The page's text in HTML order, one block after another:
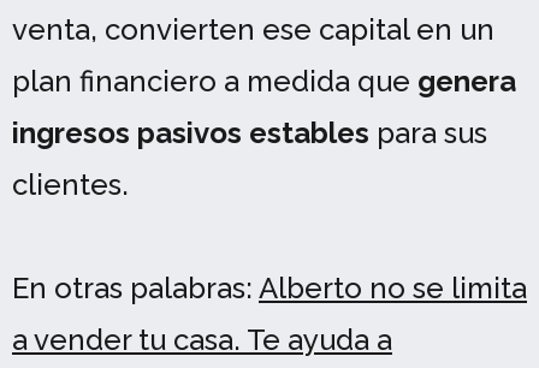
venta, convierten ese capital en un
plan financiero a medida que genera
ingresos pasivos estables para sus
clientes.
En otras palabras: Alberto no se limita
a vender tu casa. Te ayuda a